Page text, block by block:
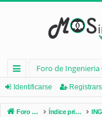
nl
ac
Foro de
Identificarse
Foro de Ingenieria Civil & Arquitectura Índice principal